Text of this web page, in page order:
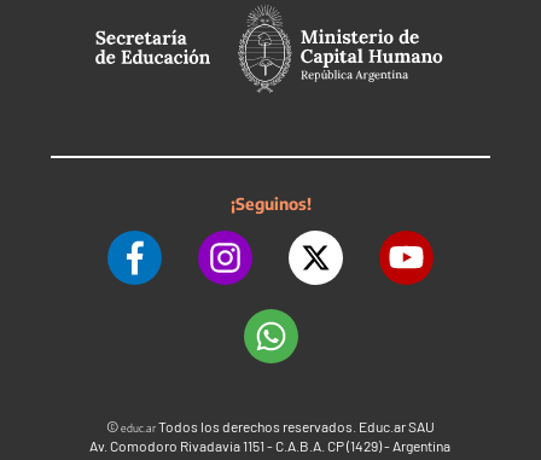
¡Seguinos!
©educ.arTodos los derechos reservados. Educ.ar SAU
Av. Comodoro Rivadavia 1151 - C.A.B.A. CP (1429) - Argentina